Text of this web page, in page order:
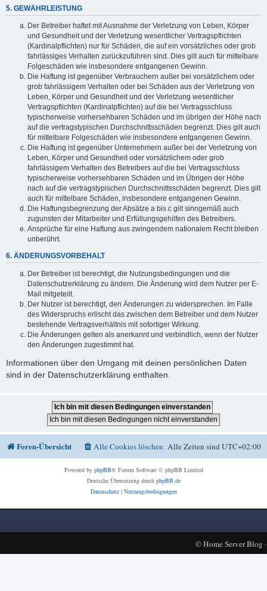
5. GEWÄHRLEISTUNG
Der Betreiber haftet mit Ausnahme der Verletzung von Leben, Körper
und Gesundheit und der Verletzung wesentlicher Vertragspflichten
(Kardinalpflichten) nur für Schäden, die auf ein vorsätzliches oder grob
fahrlässiges Verhalten zurückzuführen sind. Dies gilt auch für mittelbare
Folgeschäden wie insbesondere entgangenen Gewinn.
Die Haftung ist gegenüber Verbrauchern außer bei vorsätzlichem oder
grob fahrlässigem Verhalten oder bei Schäden aus der Verletzung von
Leben, Körper und Gesundheit und der Verletzung wesentlicher
Vertragspflichten (Kardinalpflichten) auf die bei Vertragsschluss
typischerweise vorhersehbaren Schäden und im übrigen der Höhe nach
auf die vertragstypischen Durchschnittsschäden begrenzt. Dies gilt auch
für mittelbare Folgeschäden wie insbesondere entgangenen Gewinn.
Die Haftung ist gegenüber Unternehmern außer bei der Verletzung von
Leben, Körper und Gesundheit oder vorsätzlichem oder grob
fahrlässigem Verhalten des Betreibers auf die bei Vertragsschluss
typischerweise vorhersehbaren Schäden und im Übrigen der Höhe
nach auf die vertragstypischen Durchschnittsschäden begrenzt. Dies gilt
auch für mittelbare Schäden, insbesondere entgangenen Gewinn.
Die Haftungsbegrenzung der Absätze a bis c gilt sinngemäß auch
zugunsten der Mitarbeiter und Erfüllungsgehilfen des Betreibers.
Ansprüche für eine Haftung aus zwingendem nationalem Recht bleiben
unberührt.
6. ÄNDERUNGSVORBEHALT
Der Betreiber ist berechtigt, die Nutzungsbedingungen und die
Datenschutzerklärung zu ändern. Die Änderung wird dem Nutzer per E-
Mail mitgeteilt.
Der Nutzer ist berechtigt, den Änderungen zu widersprechen. Im Falle
des Widerspruchs erlischt das zwischen dem Betreiber und dem Nutzer
bestehende Vertragsverhältnis mit sofortiger Wirkung.
Die Änderungen gelten als anerkannt und verbindlich, wenn der Nutzer
den Änderungen zugestimmt hat.
Informationen über den Umgang mit deinen persönlichen Daten
sind in der Datenschutzerklärung enthalten.
Foren-Übersicht Alle Zeiten sindUTC+02:00
Alle Cookies löschen
Powered by phpBB® Forum Software © phpBB Limited
Deutsche Übersetzung durch phpBB.de
Datenschutz| Nutzungsbedingungen
©Home Server Blog